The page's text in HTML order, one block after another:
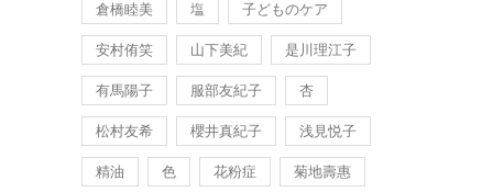
倉橋睦美 塩 子どものケア
安村侑笑 山下美紀 是川理江子
有馬陽子 服部友紀子 杏
松村友希 櫻井真紀子 浅見悦子
精油 色 花粉症 菊地壽惠